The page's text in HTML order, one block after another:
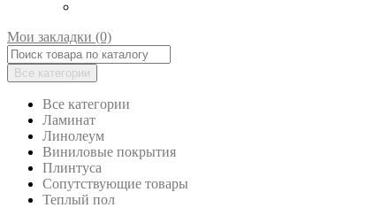
Мои закладки (0)
Все категории
Все категории
Ламинат
Линолеум
Виниловые покрытия
Плинтуса
Сопутствующие товары
Теплый пол